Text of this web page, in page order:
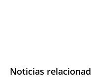
Noticias